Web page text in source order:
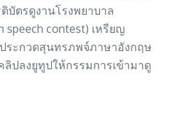
บัตรดูงานโรงพยาบาล
speech contest) เหรียญ
ระกวดสุนทรภพจ์ภาษาอังกฤษ
ปลงยูทูปให้กรรมการเข้ามาดู